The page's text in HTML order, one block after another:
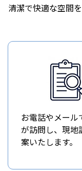
清潔で快適な空間
お電話やメー
が訪問し、現地
案いたします。